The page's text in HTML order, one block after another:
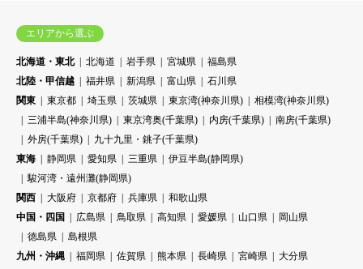
エリアから選ぶ
北海道・東北 北海道 岩手県 宮城県
福島県
北陸・甲信越
福井県 新潟県 富山県
石川県
関東
東京都 埼玉県 茨城県 東京湾(神奈川県)
相模湾(神奈川県)
三浦半島(神奈川県)
東京湾奥(千葉県) 内房(千葉県)
南房(千葉県)
外房(千葉県)
九十九里・銚子(千葉県)
東海
静岡県 愛知県 三重県
伊豆半島(静岡県)
駿河湾・遠州灘(静岡県)
関西
大阪府 京都府 兵庫県
和歌山県
中国・四国
広島県 鳥取県 高知県 愛媛県 山口県
岡山県
徳島県
島根県
九州・沖縄
福岡県 佐賀県 熊本県 長崎県 宮崎県
大分県